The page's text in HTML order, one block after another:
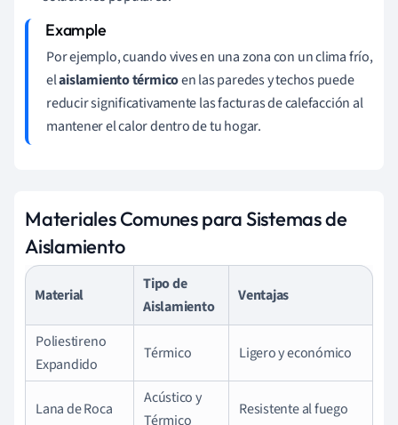
Por ejemplo, cuando vives en una zona con un clima frío,
elaislamiento térmicoen las paredes y techos puede
reducir significativamente las facturas de calefacción al
mantener el calor dentro de tu hogar.
Materiales Comunes para Sistemas de
Aislamiento
Material
Tipo de
Aislamiento
Ventajas
Poliestireno
Expandido
Térmico Ligero y económico
Lana de Roca
Acústico y
Térmico
Resistente al fuego